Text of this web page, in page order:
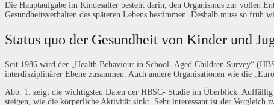
Die Hauptaufgabe im Kindesalter besteht darin, den Organismus zur vollen
Gesundheitsverhalten des späteren Lebens bestimmen. Deshalb muss so
Status quo der Gesundheit von Kinder und
Seit 1986 wird der „Health Behaviour in School- Aged Children Survey“
interdisziplinärer Ebene zusammen. Auch andere Organisationen wie die
Abb. 1. zeigt die wichtigsten Daten der HBSC- Studie im Überblick. Auffällig
steigen, wie die körperliche Aktivität sinkt. Sehr interessant ist der Vergleich